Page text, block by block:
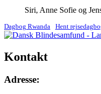
Siri, Anne Sofie og
Dagbog Rwanda Hent
Kontakt
Adresse: